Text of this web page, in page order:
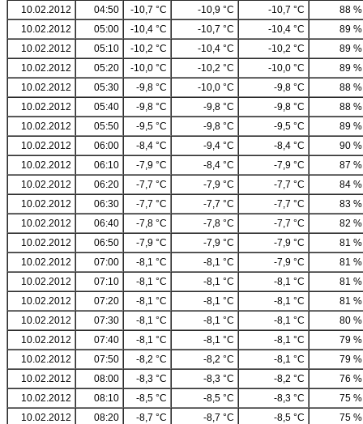
10.02.2012
04:50 -10,7 °C -10,9 °C -10,7 °C
88 %
10.02.2012
05:00 -10,4 °C -10,7 °C -10,4 °C
89 %
10.02.2012
05:10 -10,2 °C -10,4 °C -10,2 °C
89 %
10.02.2012
05:20 -10,0 °C -10,2 °C -10,0 °C
89 %
10.02.2012
05:30 -9,8 °C -10,0 °C -9,8 °C
88 %
10.02.2012
05:40 -9,8 °C -9,8 °C -9,8 °C
88 %
10.02.2012
05:50 -9,5 °C -9,8 °C -9,5 °C
89 %
10.02.2012
06:00 -8,4 °C -9,4 °C -8,4 °C
90 %
10.02.2012
06:10 -7,9 °C -8,4 °C -7,9 °C
87 %
10.02.2012
06:20 -7,7 °C -7,9 °C -7,7 °C
84 %
10.02.2012
06:30 -7,7 °C -7,7 °C -7,7 °C
83 %
10.02.2012
06:40 -7,8 °C -7,8 °C -7,7 °C
82 %
10.02.2012
06:50 -7,9 °C -7,9 °C -7,9 °C
81 %
10.02.2012
07:00 -8,1 °C -8,1 °C -7,9 °C
81 %
10.02.2012
07:10 -8,1 °C -8,1 °C -8,1 °C
81 %
10.02.2012
07:20 -8,1 °C -8,1 °C -8,1 °C
81 %
10.02.2012
07:30 -8,1 °C -8,1 °C -8,1 °C
80 %
10.02.2012
07:40 -8,1 °C -8,1 °C -8,1 °C
79 %
10.02.2012
07:50 -8,2 °C -8,2 °C -8,1 °C
79 %
10.02.2012
08:00 -8,3 °C -8,3 °C -8,2 °C
76 %
10.02.2012
08:10 -8,5 °C -8,5 °C -8,3 °C
75 %
10.02.2012
08:20 -8,7 °C -8,7 °C -8,5 °C
75 %